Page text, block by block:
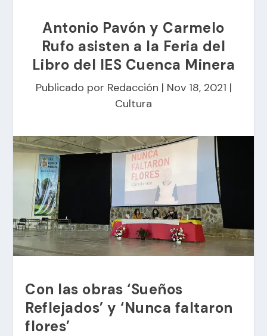
Antonio Pavón y Carmelo
Rufo asisten a la Feria del
Libro del IES Cuenca Minera
Publicado por Redacción | Nov 18, 2021 |
Cultura
Con las obras ‘Sueños
Reflejados’ y ‘Nunca faltaron
flores’